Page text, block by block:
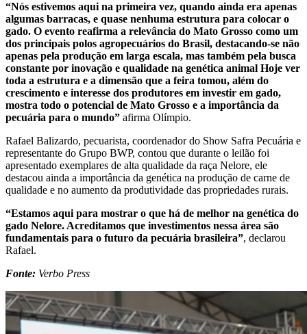
“Nós estivemos aqui na primeira vez, quando ainda era apenas
algumas barracas, e quase nenhuma estrutura para colocar o
gado. O evento reafirma a relevância do Mato Grosso como um
dos principais polos agropecuários do Brasil, destacando-se não
apenas pela produção em larga escala, mas também pela busca
constante por inovação e qualidade na genética animal Hoje ver
toda a estrutura e a dimensão que a feira tomou, além do
crescimento e interesse dos produtores em investir em gado,
mostra todo o potencial de Mato Grosso e a importância da
pecuária para o mundo” afirma Olímpio.
Rafael Balizardo, pecuarista, coordenador do Show Safra Pecuária e
representante do Grupo BWP, contou que durante o leilão foi
apresentado exemplares de alta qualidade da raça Nelore, ele
destacou ainda a importância da genética na produção de carne de
qualidade e no aumento da produtividade das propriedades rurais.
“Estamos aqui para mostrar o que há de melhor na genética do
gado Nelore. Acreditamos que investimentos nessa área são
fundamentais para o futuro da pecuária brasileira”, declarou
Rafael.
Fonte: Verbo Press